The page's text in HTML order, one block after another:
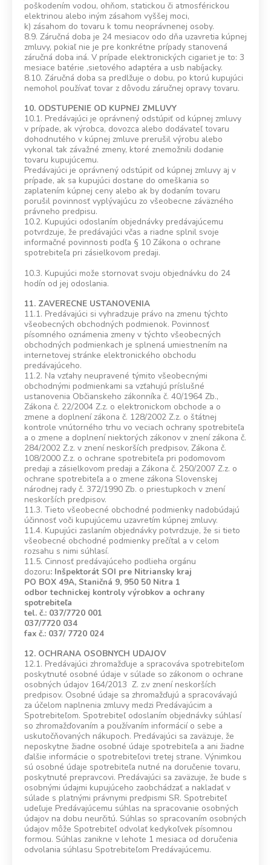
poškodením vodou, ohňom, statickou či atmosférickou
elektrinou alebo iným zásahom vyššej moci,
k) zásahom do tovaru k tomu neoprávnenej osoby.
8.9. Záručná doba je 24 mesiacov odo dňa uzavretia kúpnej
zmluvy, pokiaľ nie je pre konkrétne prípady stanovená
záručná doba iná. V prípade elektronických cigariet je to: 3
mesiace batérie ,sietového adaptéra a usb nabíjacky.
8.10. Záručná doba sa predlžuje o dobu, po ktorú kupujúci
nemohol používať tovar z dôvodu záručnej opravy tovaru.
10. ODSTUPENIE OD KUPNEJ ZMLUVY
10.1. Predávajúci je oprávnený odstúpiť od kúpnej zmluvy
v prípade, ak výrobca, dovozca alebo dodávateľ tovaru
dohodnutého v kúpnej zmluve prerušil výrobu alebo
vykonal tak závažné zmeny, ktoré znemožnili dodanie
tovaru kupujúcemu.
Predávajúci je oprávnený odstúpiť od kúpnej zmluvy aj v
prípade, ak sa kupujúci dostane do omeškania so
zaplatením kúpnej ceny alebo ak by dodaním tovaru
porušil povinnosť vyplývajúcu zo všeobecne záväzného
právneho predpisu.
10.2. Kupujúci odoslaním objednávky predávajúcemu
potvrdzuje, že predávajúci včas a riadne splnil svoje
informačné povinnosti podľa § 10 Zákona o ochrane
spotrebiteľa pri zásielkovom predaji.
10.3. Kupujúci može stornovat svoju objednávku do 24
hodín od jej odoslania.
11. ZAVERECNE USTANOVENIA
11.1. Predávajúci si vyhradzuje právo na zmenu týchto
všeobecných obchodných podmienok. Povinnosť
písomného oznámenia zmeny v týchto všeobecných
obchodných podmienkach je splnená umiestnením na
internetovej stránke elektronického obchodu
predávajúceho.
11.2. Na vzťahy neupravené týmito všeobecnými
obchodnými podmienkami sa vzťahujú príslušné
ustanovenia Občianskeho zákonníka č. 40/1964 Zb.,
Zákona č. 22/2004 Z.z. o elektronickom obchode a o
zmene a doplnení zákona č. 128/2002 Z.z. o štátnej
kontrole vnútorného trhu vo veciach ochrany spotrebiteľa
a o zmene a doplnení niektorých zákonov v znení zákona č.
284/2002 Z.z. v znení neskorších predpisov, Zákona č.
108/2000 Z.z. o ochrane spotrebiteľa pri podomovom
predaji a zásielkovom predaji a Zákona č. 250/2007 Z.z. o
ochrane spotrebiteľa a o zmene zákona Slovenskej
národnej rady č. 372/1990 Zb. o priestupkoch v znení
neskorších predpisov.
11.3. Tieto všeobecné obchodné podmienky nadobúdajú
účinnosť voči kupujúcemu uzavretím kúpnej zmluvy.
11.4. Kupujúci zaslaním objednávky potvrdzuje, že si tieto
všeobecné obchodné podmienky prečítal a v celom
rozsahu s nimi súhlasí.
11.5. Cinnosť predávajúceho podlieha orgánu
dozoru: Inšpektorát SOI pre Nitriansky kraj
PO BOX 49A, Staničná 9, 950 50 Nitra 1
odbor technickej kontroly výrobkov a ochrany
spotrebiteľa
tel. č.: 037/7720 001
037/7720 034
fax č.: 037/ 7720 024
12. OCHRANA OSOBNYCH UDAJOV
12.1. Predávajúci zhromažďuje a spracováva spotrebiteľom
poskytnuté osobné údaje v súlade so zákonom o ochrane
osobných údajov 164/2013 Z. z.v znení neskorších
predpisov. Osobné údaje sa zhromažďujú a spracovávajú
za účelom naplnenia zmluvy medzi Predávajúcim a
Spotrebiteľom. Spotrebiteľ odoslaním objednávky súhlasí
so zhromažďovaním a používaním informácií o sebe a
uskutočňovaných nákupoch. Predávajúci sa zaväzuje, že
neposkytne žiadne osobné údaje spotrebiteľa a ani žiadne
ďalšie informácie o spotrebiteľovi tretej strane. Výnimkou
sú osobné údaje spotrebiteľa nutné na doručenie tovaru,
poskytnuté prepravcovi. Predávajúci sa zaväzuje, že bude s
osobnými údajmi kupujúceho zaobchádzať a nakladať v
súlade s platnými právnymi predpismi SR. Spotrebiteľ
udeľuje Predávajúcemu súhlas na spracovanie osobných
údajov na dobu neurčitú. Súhlas so spracovaním osobných
údajov môže Spotrebiteľ odvolať kedykoľvek písomnou
formou. Súhlas zanikne v lehote 1 mesiaca od doručenia
odvolania súhlasu Spotrebiteľom Predávajúcemu.